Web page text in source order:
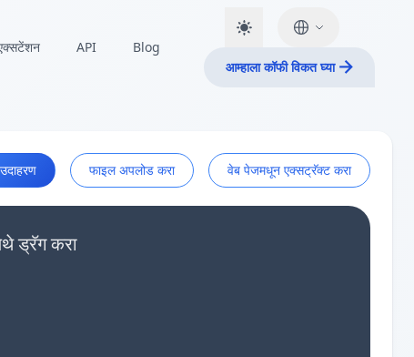
API
Blog
आम्हाला कॉफी विकत घ्या
उदाहरण फाइल अपलोड करा वेब पेजमधून एक्सट्रॅक्ट करा
ड्रॅग करा